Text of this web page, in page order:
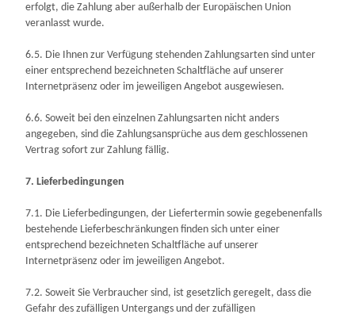
erfolgt, die Zahlung aber außerhalb der Europäischen Union
veranlasst wurde.
6.5. Die Ihnen zur Verfügung stehenden Zahlungsarten sind unter
einer entsprechend bezeichneten Schaltfläche auf unserer
Internetpräsenz oder im jeweiligen Angebot ausgewiesen.
6.6. Soweit bei den einzelnen Zahlungsarten nicht anders
angegeben, sind die Zahlungsansprüche aus dem geschlossenen
Vertrag sofort zur Zahlung fällig.
7. Lieferbedingungen
7.1. Die Lieferbedingungen, der Liefertermin sowie gegebenenfalls
bestehende Lieferbeschränkungen finden sich unter einer
entsprechend bezeichneten Schaltfläche auf unserer
Internetpräsenz oder im jeweiligen Angebot.
7.2. Soweit Sie Verbraucher sind, ist gesetzlich geregelt, dass die
Gefahr des zufälligen Untergangs und der zufälligen